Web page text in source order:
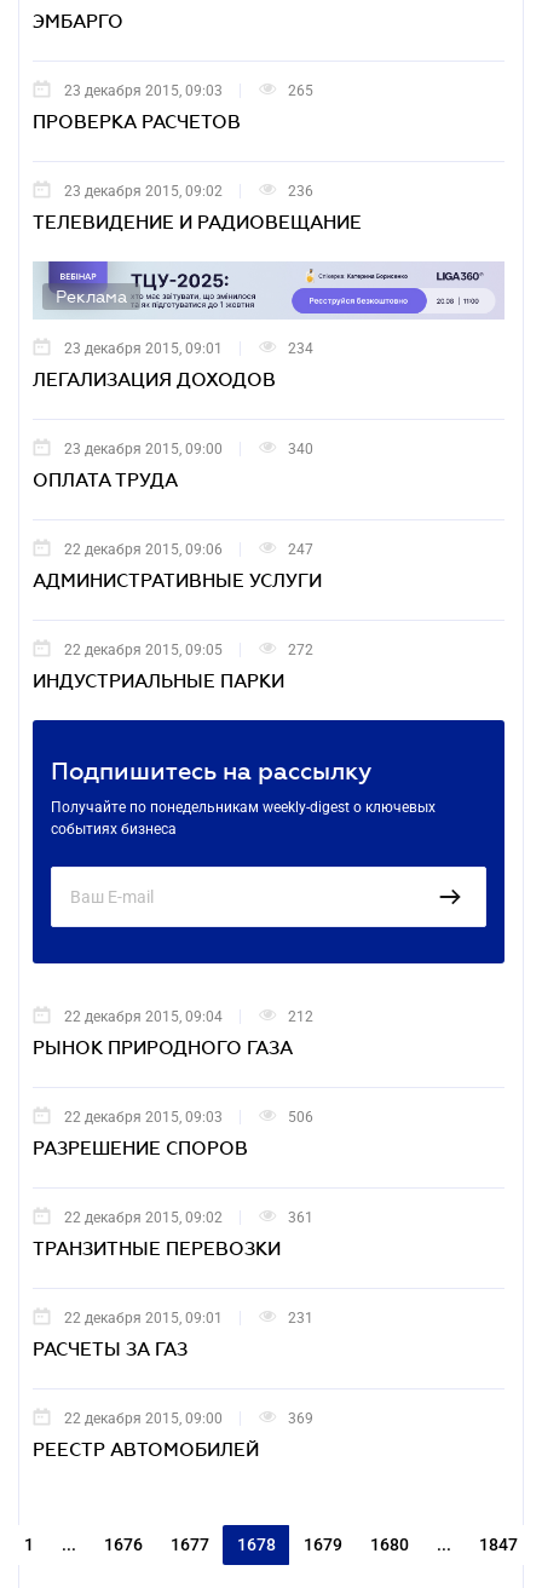
ЭМБАРГО
23 декабря 2015, 09:03 265
ПРОВЕРКА РАСЧЕТОВ
23 декабря 2015, 09:02 236
ТЕЛЕВИДЕНИЕ И РАДИОВЕЩАНИЕ
Реклама
23 декабря 2015, 09:01 234
ЛЕГАЛИЗАЦИЯ ДОХОДОВ
23 декабря 2015, 09:00 340
ОПЛАТА ТРУДА
22 декабря 2015, 09:06 247
АДМИНИСТРАТИВНЫЕ УСЛУГИ
22 декабря 2015, 09:05 272
ИНДУСТРИАЛЬНЫЕ ПАРКИ
Подпишитесь на рассылку
Получайте по понедельникам weekly-digest о ключевых
событиях бизнеса
22 декабря 2015, 09:04 212
РЫНОК ПРИРОДНОГО ГАЗА
22 декабря 2015, 09:03 506
РАЗРЕШЕНИЕ СПОРОВ
22 декабря 2015, 09:02 361
ТРАНЗИТНЫЕ ПЕРЕВОЗКИ
22 декабря 2015, 09:01 231
РАСЧЕТЫ ЗА ГАЗ
22 декабря 2015, 09:00 369
РЕЕСТР АВТОМОБИЛЕЙ
1 ... 1676 1677 1678 1679 1680 ... 1847